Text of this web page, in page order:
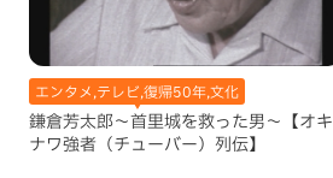
エンタメ,テレビ,復帰50年,文化
鎌倉芳太郎～首里城を救った男～【オキ
ナワ強者（チューバー）列伝】